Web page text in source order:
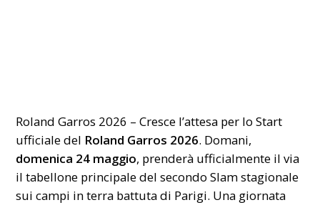
Roland Garros 2026 – Cresce l’attesa per lo Start
ufficiale del Roland Garros 2026. Domani,
domenica 24 maggio, prenderà ufficialmente il via
il tabellone principale del secondo Slam stagionale
sui campi in terra battuta di Parigi. Una giornata